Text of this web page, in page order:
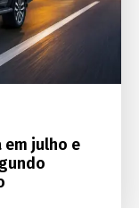
em julho e